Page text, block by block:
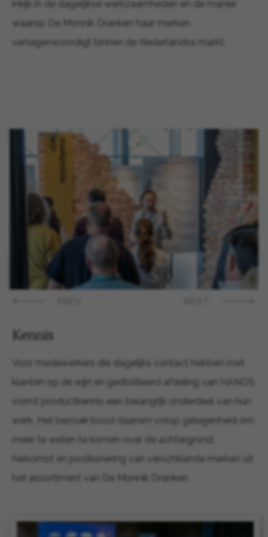
inkijk in de dagelijkse werkzaamheden en de manier
waarop De Monnik Dranken haar merken
vertegenwoordigt binnen de Nederlandse markt.
Kennis
Voor medewerkers die dagelijks contact hebben met
klanten op de wijn en gedistilleerd afdeling van HANOS
vormt productkennis een belangrijk onderdeel van hun
werk. Het bezoek bood daarom volop gelegenheid om
meer te weten te komen over de achtergrond,
herkomst en positionering van verschillende merken uit
het assortiment van De Monnik Dranken.